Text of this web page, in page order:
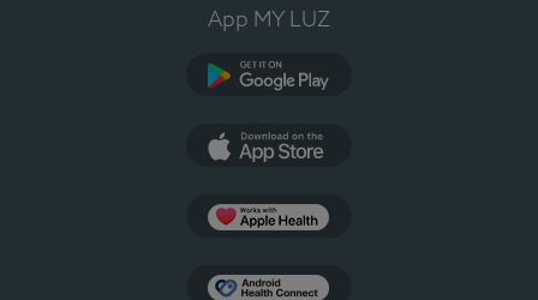
App MY LUZ